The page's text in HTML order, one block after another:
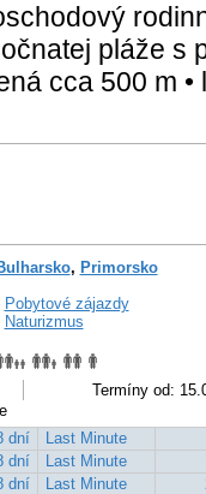
pláže s
cca 500 m
, Primorsko
Pobytové zájazdy
Naturizmus
Termíny od:
dní
Last Minute
dní
Last Minute
dní Last Minute